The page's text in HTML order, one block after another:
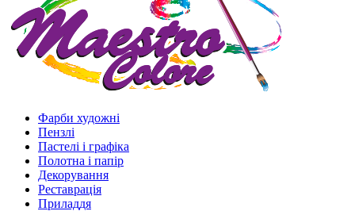
Фарби художні
Пензлі
Пастелі і графіка
Полотна і папір
Декорування
Реставрація
Приладдя